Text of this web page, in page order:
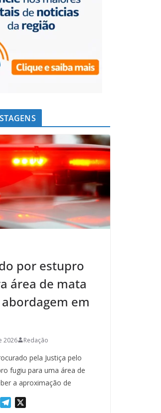
por estupro
área de mata
em
2026 Redação
pela Justiça pelo
fugiu para uma área de
a aproximação de